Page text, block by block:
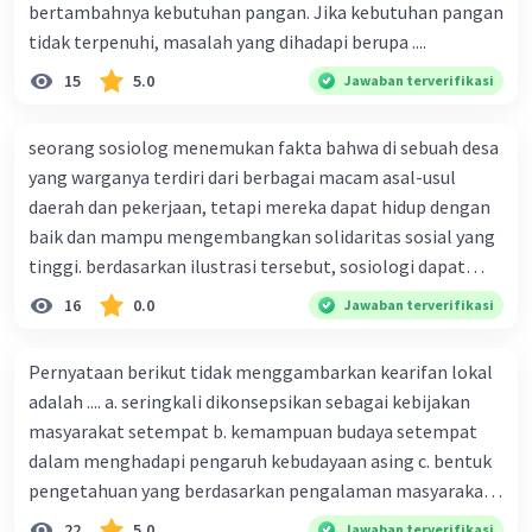
teori lama yang sudah disempurnakan,
ditambah, dan diperbaiki sehingga
3. Objektif. ...
Empiris.
Beri Rating·0.0(0) Balas
bertambahnya kebutuhan pangan. Jika kebutuhan pangan
tidak terpenuhi, masalah yang dihadapi berupa ....
15 5.0 Jawaban terverifikasi
seorang sosiolog menemukan fakta bahwa di sebuah desa
yang warganya terdiri dari berbagai macam asal-usul
daerah dan pekerjaan, tetapi mereka dapat hidup dengan
baik dan mampu mengembangkan solidaritas sosial yang
tinggi. berdasarkan ilustrasi tersebut, sosiologi dapat
berfungsi sebagai ilmu yang ....
16 0.0 Jawaban terverifikasi
Pernyataan berikut tidak menggambarkan kearifan lokal
adalah .... a. seringkali dikonsepsikan sebagai kebijakan
masyarakat setempat b. kemampuan budaya setempat
dalam menghadapi pengaruh kebudayaan asing c. bentuk
pengetahuan yang berdasarkan pengalaman masyarakat
turun temurun antargenerasi d. Kebijakan manusia yang